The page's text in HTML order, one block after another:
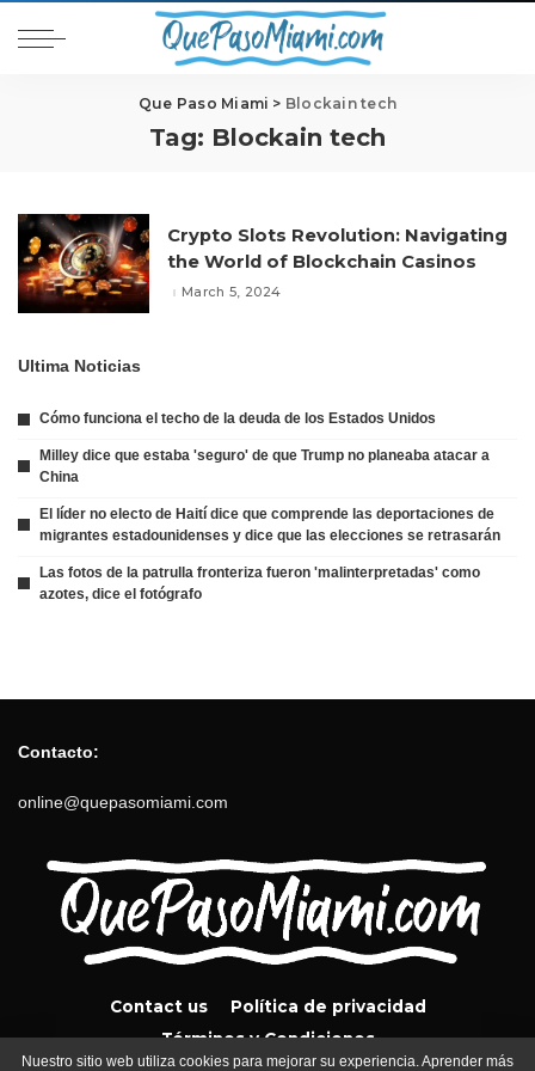
Que Paso Miami > Blockain tech
Tag: Blockain tech
Crypto Slots Revolution: Navigating
the World of Blockchain Casinos
March 5, 2024
Ultima Noticias
Cómo funciona el techo de la deuda de los Estados Unidos
Milley dice que estaba 'seguro' de que Trump no planeaba atacar a
China
El líder no electo de Haití dice que comprende las deportaciones de
migrantes estadounidenses y dice que las elecciones se retrasarán
Las fotos de la patrulla fronteriza fueron 'malinterpretadas' como
azotes, dice el fotógrafo
Contacto:
online@quepasomiami.com
Contact us
Política de privacidad
Términos y Condiciones
Nuestro sitio web utiliza cookies para mejorar su experiencia. Aprender más